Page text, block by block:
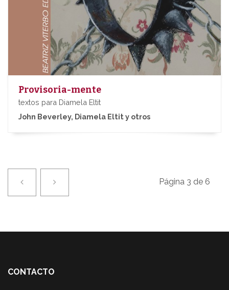
Provisoria-mente
textos para Diamela Eltit
John Beverley, Diamela Eltit y otros
Previa Página 3 de 6
CONTACTO